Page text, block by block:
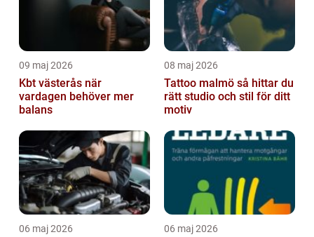
09 maj 2026
Kbt västerås när
vardagen behöver mer
balans
08 maj 2026
Tattoo malmö så hittar du
rätt studio och stil för ditt
motiv
06 maj 2026 06 maj 2026